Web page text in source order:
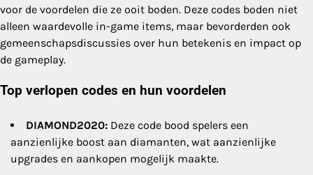
voor de voordelen die ze ooit boden. Deze codes boden niet
alleen waardevolle in-game items, maar bevorderden ook
gemeenschapsdiscussies over hun betekenis en impact op
de gameplay.
Top verlopen codes en hun voordelen
DIAMOND2020: Deze code bood spelers een
aanzienlijke boost aan diamanten, wat aanzienlijke
upgrades en aankopen mogelijk maakte.